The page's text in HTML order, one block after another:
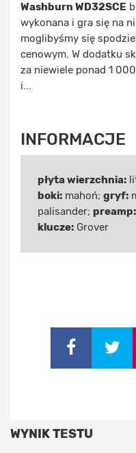
Washburn WD32SCE
wykonana i gra się na
moglibyśmy się
cenowym. W dodatku
za niewiele ponad 1
i...
INFORMACJE
płyta wierzchnia:
boki: mahoń; gryf:
palisander; preamp:
klucze: Grover
WYNIK TESTU